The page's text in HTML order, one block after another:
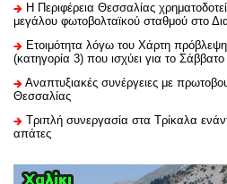
H Περιφέρεια Θεσσαλίας
μεγάλου φωτοβολταϊκού σταθμού στο
Ετοιμότητα λόγω του Χάρτη
(κατηγορία 3) που ισχύει για το
Αναπτυξιακές συνέργειες με
Θεσσαλίας
Τριπλή συνεργασία στα Τρίκαλα
απάτες